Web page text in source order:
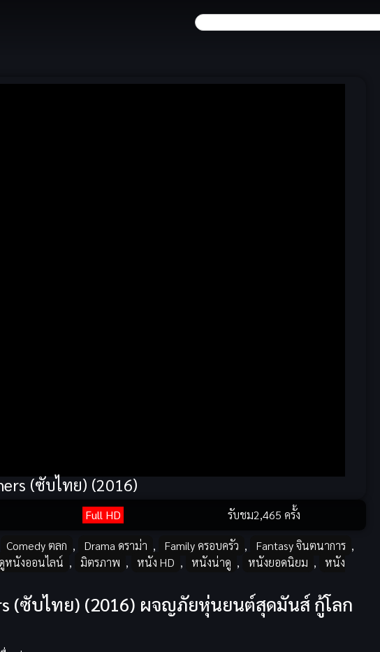
(ซับไทย) (2016)
Full HD รับชม2,465 ครั้ง
Comedy ตลก , Drama ดราม่า , Family ครอบครัว , Fantasy จินตนาการ ,
หนังออนไลน์ , มิตรภาพ , หนัง HD , หนังน่าดู , หนังยอดนิยม ,
หนัง
(ซับไทย) (2016) ผจญภัยหุ่นยนต์สุดมันส์ กู้โลก